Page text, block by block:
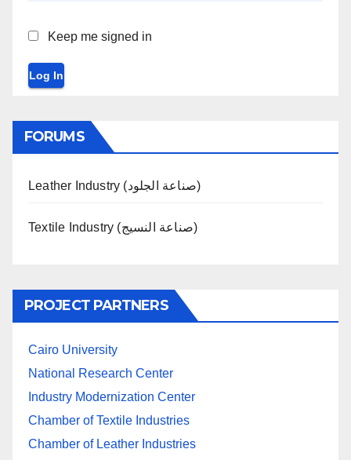
Keep me signed in
Log In
FORUMS
Leather Industry (صناعة الجلود)
Textile Industry (صناعة النسيج)
PROJECT PARTNERS
Cairo University
National Research Center
Industry Modernization Center
Chamber of Textile Industries
Chamber of Leather Industries